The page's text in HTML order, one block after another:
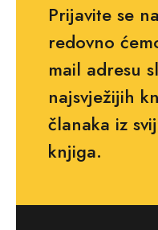
Prijavite se
redovno
mail adresu
najsvježijih
članaka iz
knjiga.